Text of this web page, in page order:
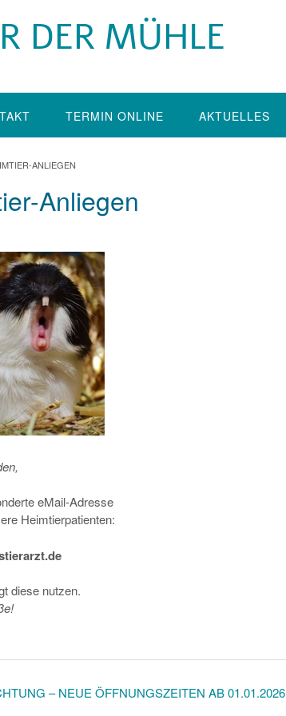
DER MÜHLE
TERMIN ONLINE AKTUELLES
ANLIEGEN
Anliegen
eMail-Adresse
Heimtierpatienten:
diese nutzen.
– NEUE ÖFFNUNGSZEITEN AB 01.01.2026